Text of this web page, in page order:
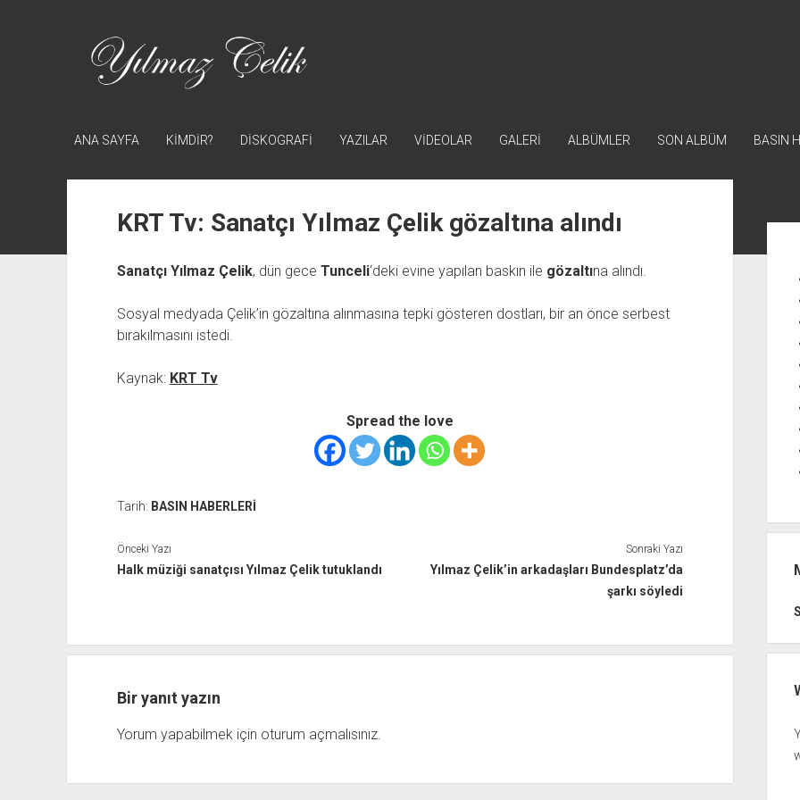
Yılmaz
Çelik
ANA SAYFA KİMDİR? DİSKOGRAFİ YAZILAR VİDEOLAR GALERİ ALBÜMLER SON ALBÜM BASIN
KRT Tv: Sanatçı Yılmaz Çelik gözaltına alındı
Sanatçı Yılmaz Çelik, dün gece Tunceli‘deki evine yapılan baskın ile gözaltına alındı.
Sosyal medyada Çelik’in gözaltına alınmasına tepki gösteren dostları, bir an önce serbest
bırakılmasını istedi.
Kaynak: KRT Tv
Spread the love
Tarih: BASIN HABERLERİ
Önceki Yazı
Halk müziği sanatçısı Yılmaz Çelik tutuklandı
Sonraki Yazı
Yılmaz Çelik’in arkadaşları Bundesplatz’da
şarkı söyledi
Bir yanıt yazın
Yorum yapabilmek için oturum açmalısınız.